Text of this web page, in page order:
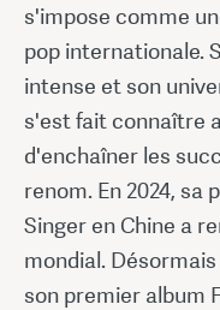
s'impose comme
pop internationale.
intense et son
s'est fait connaître
d'enchaîner les
renom. En 2024,
Singer en Chine a
mondial.
son premier album